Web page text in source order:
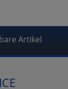
Artikel